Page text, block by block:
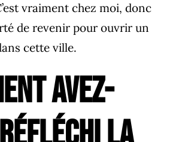
vraiment chez moi, donc
de revenir pour ouvrir un
cette ville.
avez-